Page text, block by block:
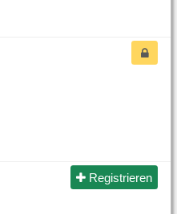
Registrieren